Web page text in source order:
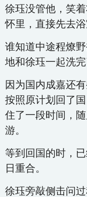
徐珏没管他，笑
怀里，直接先去浴
谁知道中途程燎
地和徐珏一起洗完
因为国内成嘉还
按照原计划回了
住了一段时间，
游。
等到回国的时，
日重合。
徐珏旁敲侧击问